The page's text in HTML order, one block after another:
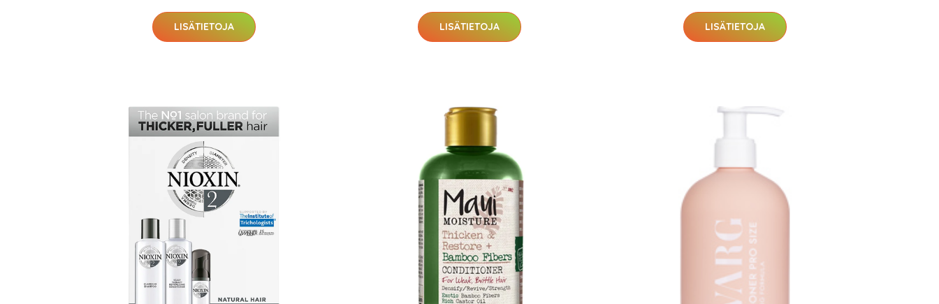
LISÄTIETOJA LISÄTIETOJA LISÄTIETOJA
Sponsoriltamme
IdealofMeD Kauppa
Kaikki IdealofMeDin tuotteet -20 %!
Varaa terveystarkastus
nyt vain 200 €
hintaan.